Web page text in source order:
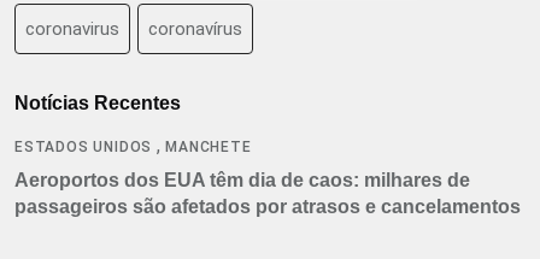
coronavirus coronavírus
Notícias Recentes
ESTADOS UNIDOS ,MANCHETE
Aeroportos dos EUA têm dia de caos: milhares de
passageiros são afetados por atrasos e cancelamentos